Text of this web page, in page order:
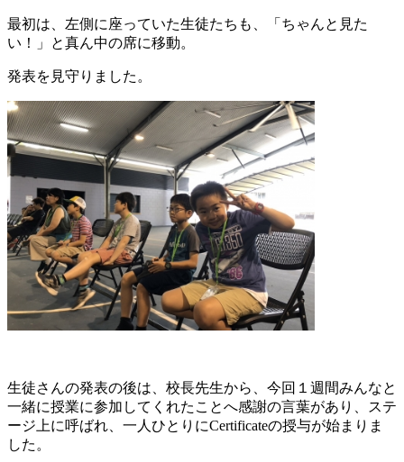
最初は、左側に座っていた生徒たちも、「ちゃんと見た
い！」と真ん中の席に移動。
発表を見守りました。
生徒さんの発表の後は、校長先生から、今回１週間みんなと
一緒に授業に参加してくれたことへ感謝の言葉があり、ステ
ージ上に呼ばれ、一人ひとりにCertificateの授与が始まりま
した。